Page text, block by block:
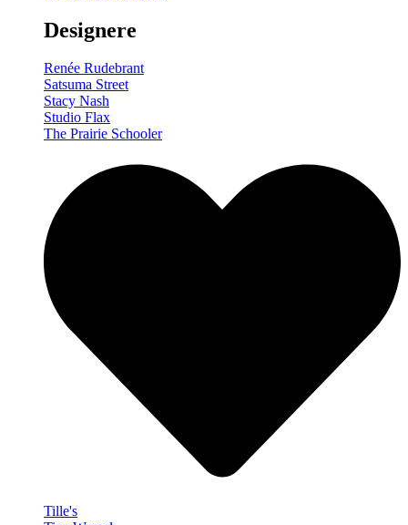
Designere
Renée Rudebrant
Satsuma Street
Stacy Nash
Studio Flax
The Prairie Schooler
Tille's